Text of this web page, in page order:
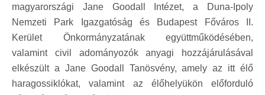
magyarországi Jane Goodall Intézet, a Duna-Ipoly
Nemzeti Park Igazgatóság és Budapest Főváros II.
Kerület Önkormányzatának együttműködésében,
valamint civil adományozók anyagi hozzájárulásával
elkészült a Jane Goodall Tanösvény, amely az itt élő
haragossiklókat, valamint az élőhelyükön előforduló